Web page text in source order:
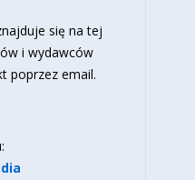
się na tej
i wydawców
poprzez email.